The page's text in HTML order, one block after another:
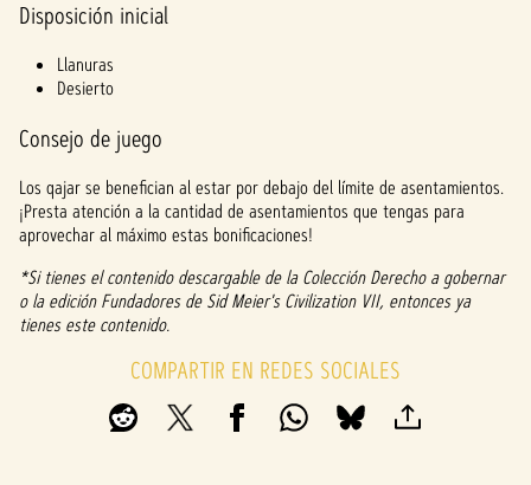
Disposición inicial
Llanuras
Desierto
Consejo de juego
Los qajar se benefician al estar por debajo del límite de asentamientos.
¡Presta atención a la cantidad de asentamientos que tengas para
aprovechar al máximo estas bonificaciones!
*Si tienes el contenido descargable de la Colección Derecho a gobernar
o la edición Fundadores de Sid Meier's Civilization VII, entonces ya
tienes este contenido.
COMPARTIR EN REDES SOCIALES